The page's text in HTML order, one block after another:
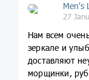
Men's
27
Нам всем
зеркале и
доставляют
морщинки,